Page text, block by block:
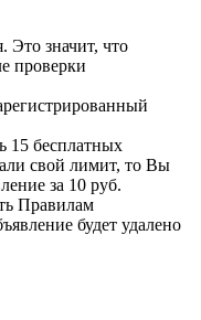
Это значит, что
проверки
15 бесплатных
свой лимит, то Вы
за 10 руб.
Правилам
будет удалено